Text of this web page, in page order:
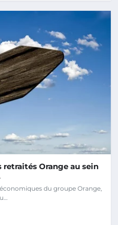
Orange au sein
du groupe Orange,